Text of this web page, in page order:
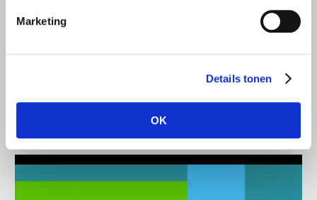
Marketing
Details tonen
OK
Warmere zomers, meer aandacht
paardenhouders. Het voorkomen van hittestress is geen